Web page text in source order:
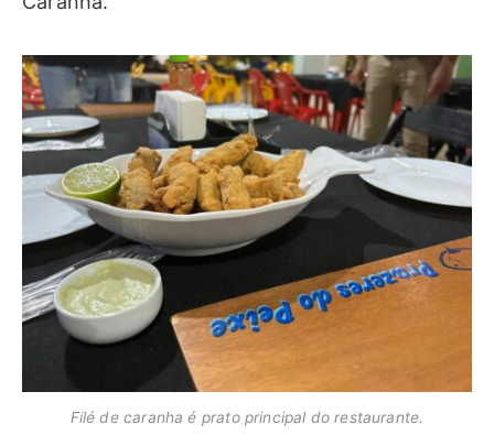
Filé de caranha é prato principal do restaurante.